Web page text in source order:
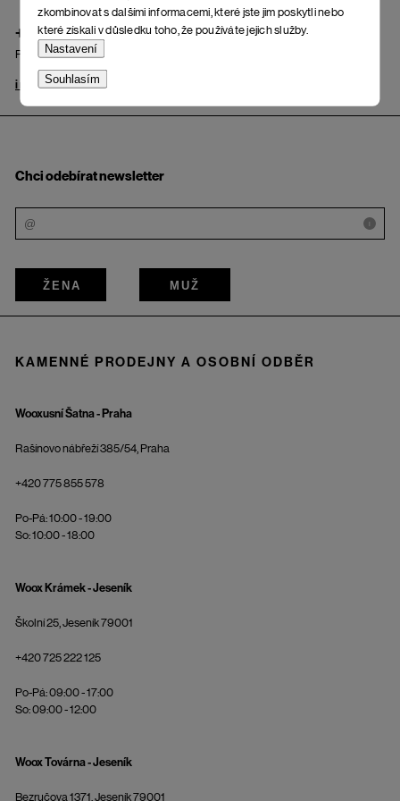
zkombinovat s dalšími informacemi, které jste jim poskytli nebo
které získali v důsledku toho, že používáte jejich služby.
Nastavení
Souhlasím
+420 725 222 121
Po – Pá: od 9.00 do 17.00 hod.
info@woox.cz
Chci odebírat newsletter
i
ŽENA MUŽ
KAMENNÉ PRODEJNY A OSOBNÍ ODBĚR
Wooxusní Šatna - Praha
Rašínovo nábřeží 385/54, Praha
+420 775 855 578
Po-Pá: 10:00 - 19:00
So: 10:00 - 18:00
Woox Krámek - Jeseník
Školní 25, Jeseník 79001
+420 725 222 125
Po-Pá: 09:00 - 17:00
So: 09:00 - 12:00
Woox Továrna - Jeseník
Bezručova 1371, Jeseník 79001